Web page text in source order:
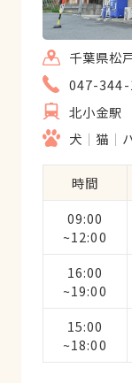
千葉県松
047-344-
北小金駅
犬
猫
時間
09:00
~12:00
16:00
~19:00
15:00
~18:00